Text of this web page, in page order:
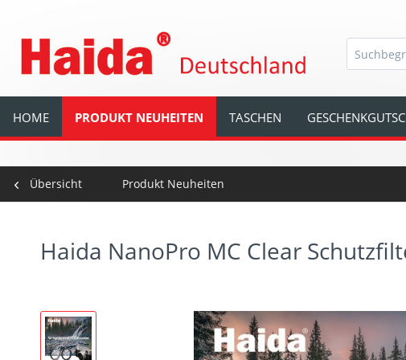
HOME PRODUKT NEUHEITEN TASCHEN
Übersicht Produkt Neuheiten
Haida NanoPro MC Clear